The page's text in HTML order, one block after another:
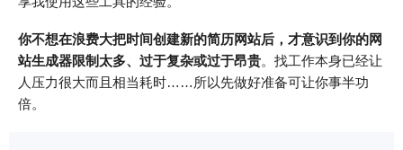
你不想在浪费大把时间创建新的简历网站后，才意识到你的网
站生成器限制太多、过于复杂或过于昂贵。找工作本身已经让
人压力很大而且相当耗时……所以先做好准备可让你事半功
倍。